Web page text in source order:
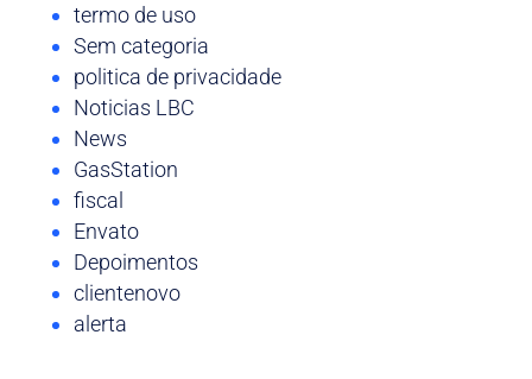
termo de uso
Sem categoria
politica de privacidade
Noticias LBC
News
GasStation
fiscal
Envato
Depoimentos
clientenovo
alerta